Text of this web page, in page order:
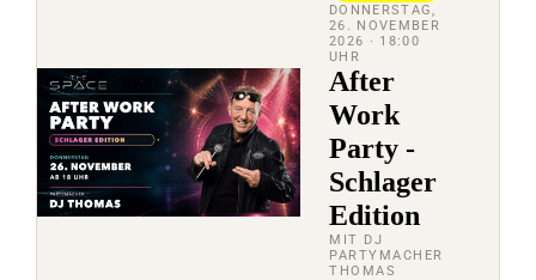
DONNERSTAG,
26. NOVEMBER
2026 · 18:00
UHR
After
Work
Party -
Schlager
Edition
MIT DJ
PARTYMACHER
THOMAS